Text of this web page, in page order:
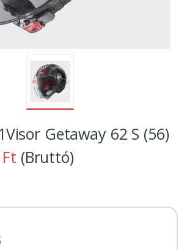
Getaway 62 S (56)
(Bruttó)